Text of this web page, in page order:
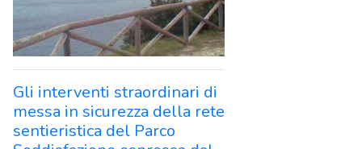
Gli interventi straordinari di
messa in sicurezza della rete
sentieristica del Parco